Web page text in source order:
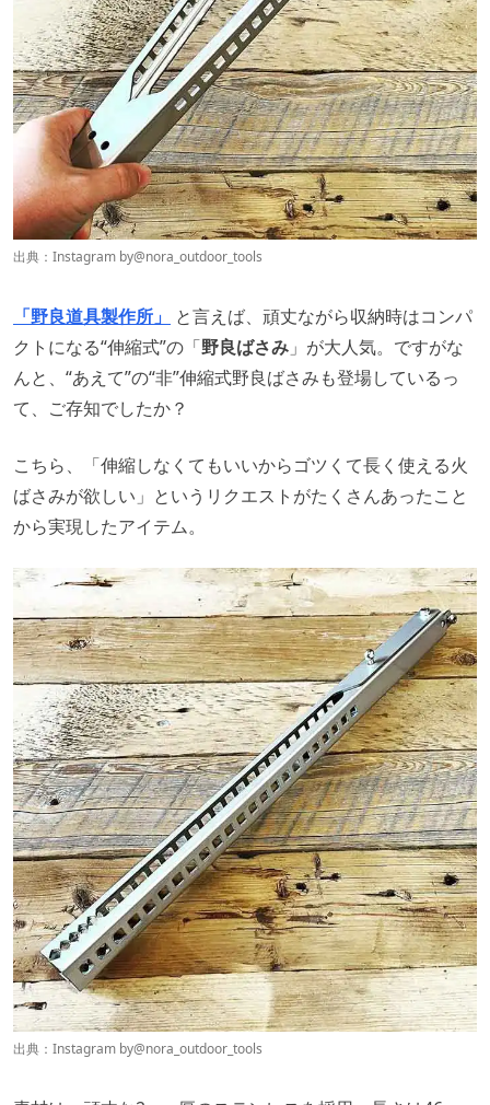
出典：Instagram by@nora_outdoor_tools
「野良道具製作所」
と言えば、頑丈ながら収納時はコンパ
クトになる“伸縮式”の「野良ばさみ 」が大人気。ですがな
んと、“あえて”の“非”伸縮式野良ばさみも登場しているっ
て、ご存知でしたか？
こちら、「伸縮しなくてもいいからゴツくて長く使える火
ばさみが欲しい」というリクエストがたくさんあったこと
から実現したアイテム。
出典：Instagram by@nora_outdoor_tools